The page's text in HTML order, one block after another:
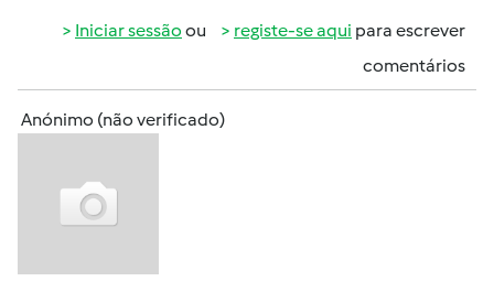
Iniciar sessão ou registe-se aqui para escrever
comentários
Anónimo (não verificado)